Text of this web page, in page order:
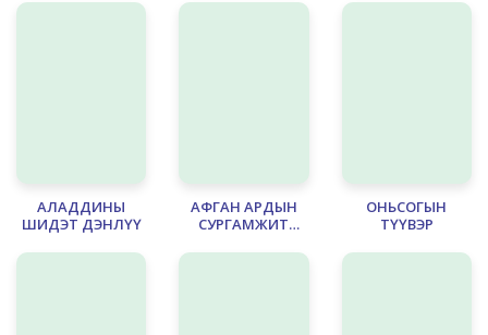
АЛАДДИНЫ
ШИДЭТ ДЭНЛҮҮ
АФГАН АРДЫН
СУРГАМЖИТ
ҮЛГЭРҮҮД
ОНЬСОГЫН
ТҮҮВЭР